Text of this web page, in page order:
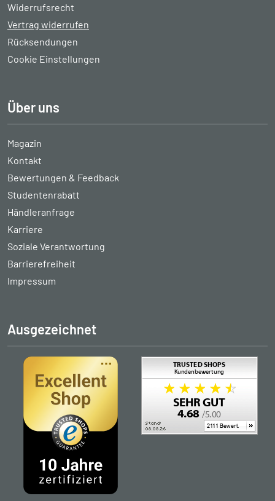
Widerrufsrecht
Vertrag widerrufen
Rücksendungen
Cookie Einstellungen
Über uns
Magazin
Kontakt
Bewertungen & Feedback
Studentenrabatt
Händleranfrage
Karriere
Soziale Verantwortung
Barrierefreiheit
Impressum
Ausgezeichnet